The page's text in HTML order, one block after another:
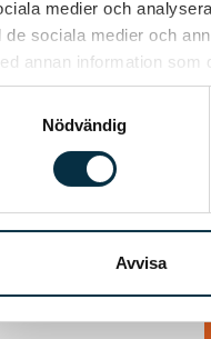
medier och
de sociala medier och
annan information som
Nödvändig
Avvisa
bröd
i stället för att
både nyttigare
Tyckte själv…